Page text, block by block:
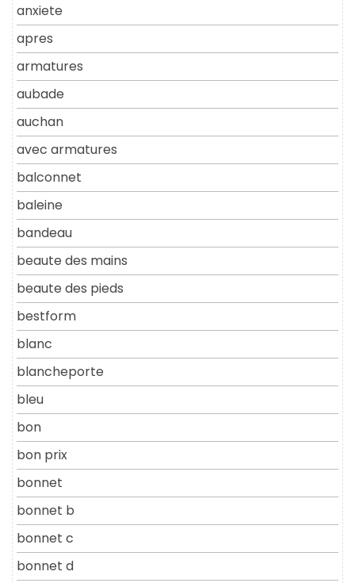
anxiete
apres
armatures
aubade
auchan
avec armatures
balconnet
baleine
bandeau
beaute des mains
beaute des pieds
bestform
blanc
blancheporte
bleu
bon
bon prix
bonnet
bonnet b
bonnet c
bonnet d